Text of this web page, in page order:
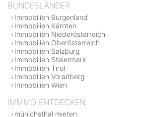
BUNDESLÄNDER
Immobilien Burgenland
Immobilien Kärnten
Immobilien Niederösterreich
Immobilien Oberösterreich
Immobilien Salzburg
Immobilien Steiermark
Immobilien Tirol
Immobilien Vorarlberg
Immobilien Wien
IMMMO ENTDECKEN
münichsthal mieten